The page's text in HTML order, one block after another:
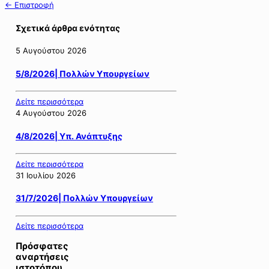
← Επιστροφή
Σχετικά άρθρα ενότητας
5 Αυγούστου 2026
5/8/2026| Πολλών Υπουργείων
Δείτε περισσότερα
4 Αυγούστου 2026
4/8/2026| Υπ. Ανάπτυξης
Δείτε περισσότερα
31 Ιουλίου 2026
31/7/2026| Πολλών Υπουργείων
Δείτε περισσότερα
Πρόσφατες
αναρτήσεις